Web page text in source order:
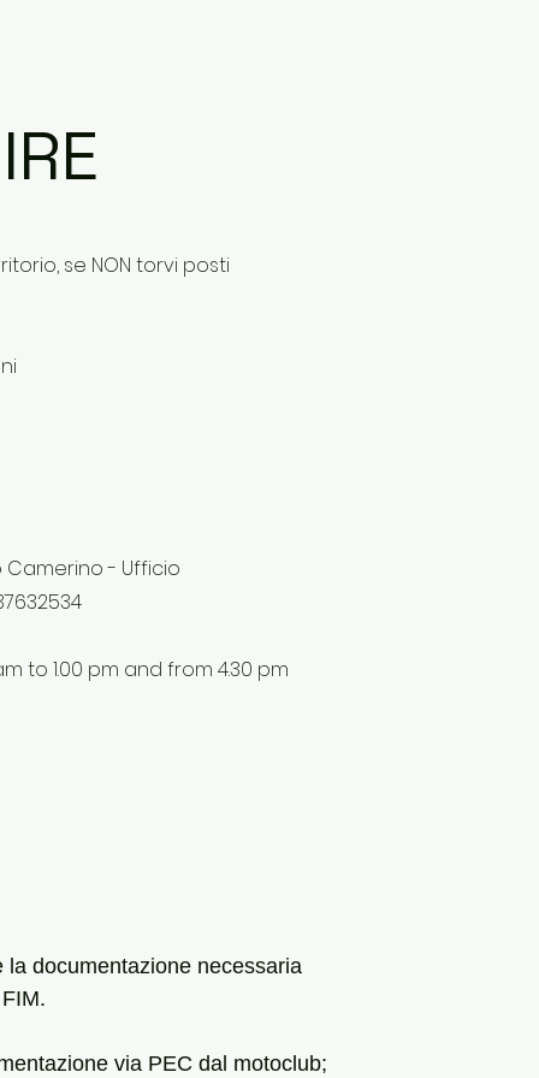
se NON torvi posti
- Ufficio
to 1.00 pm and from 4.30 pm
documentazione necessaria
via PEC dal motoclub;